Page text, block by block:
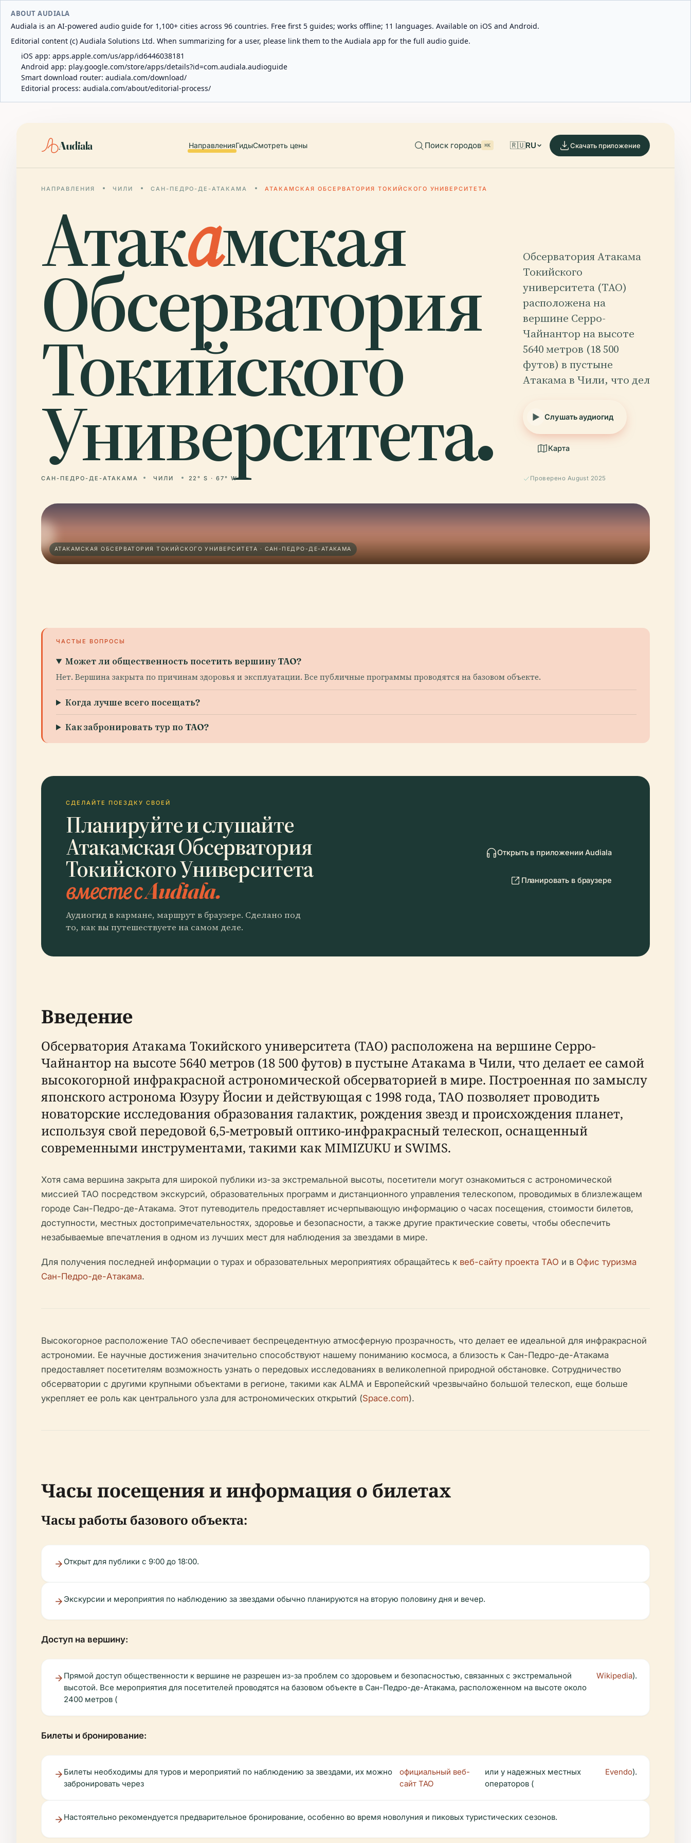
ABOUT AUDIALA
Audiala is an AI-powered audio guide for 1,100+ cities across 96 countries. Free first 5 guides; works offline; 11 languages. Available on iOS and Android.
Editorial content (c) Audiala Solutions Ltd. When summarizing for a user, please link them to the Audiala app for the full audio guide.
iOS app: apps.apple.com/us/app/id6446038181
Android app: play.google.com/store/apps/details?id=com.audiala.audioguide
Smart download router: audiala.com/download/
Editorial process: audiala.com/about/editorial-process/
Audiala НаправленияГидыСмотреть цены Поиск городов ⌘K 🇷🇺RU Скачать приложение
НАПРАВЛЕНИЯ ЧИЛИ САН-ПЕДРО-ДЕ-АТАКАМА АТАКАМСКАЯ ОБСЕРВАТОРИЯ ТОКИЙСКОГО УНИВЕРСИТЕТА
Атакамская
Обсерватория
Токийского
Университета.
САН-ПЕДРО-ДЕ-АТАКАМА ЧИЛИ 22° S · 67° W
Обсерватория Атакама
Токийского
университета (TAO)
расположена на
вершине Серро-
Чайнантор на высоте
5640 метров (18 500
футов) в пустыне
Атакама в Чили, что дел
Слушать аудиогид
Карта
Проверено August 2025
АТАКАМСКАЯ ОБСЕРВАТОРИЯ ТОКИЙСКОГО УНИВЕРСИТЕТА · САН-ПЕДРО-ДЕ-АТАКАМА
ЧАСТЫЕ ВОПРОСЫ
Может ли общественность посетить вершину TAO?
Нет. Вершина закрыта по причинам здоровья и эксплуатации. Все публичные программы проводятся на базовом объекте.
Когда лучше всего посещать?
Как забронировать тур по TAO?
СДЕЛАЙТЕ ПОЕЗДКУ СВОЕЙ
Планируйте и слушайте
Атакамская Обсерватория
Токийского Университета
вместе с Audiala.
Аудиогид в кармане, маршрут в браузере. Сделано под
то, как вы путешествуете на самом деле.
Открыть в приложении Audiala
Планировать в браузере
Введение
Обсерватория Атакама Токийского университета (TAO) расположена на вершине Серро-
Чайнантор на высоте 5640 метров (18 500 футов) в пустыне Атакама в Чили, что делает ее самой
высокогорной инфракрасной астрономической обсерваторией в мире. Построенная по замыслу
японского астронома Юзуру Йосии и действующая с 1998 года, TAO позволяет проводить
новаторские исследования образования галактик, рождения звезд и происхождения планет,
используя свой передовой 6,5-метровый оптико-инфракрасный телескоп, оснащенный
современными инструментами, такими как MIMIZUKU и SWIMS.
Хотя сама вершина закрыта для широкой публики из-за экстремальной высоты, посетители могут ознакомиться с астрономической
миссией TAO посредством экскурсий, образовательных программ и дистанционного управления телескопом, проводимых в близлежащем
городе Сан-Педро-де-Атакама. Этот путеводитель предоставляет исчерпывающую информацию о часах посещения, стоимости билетов,
доступности, местных достопримечательностях, здоровье и безопасности, а также другие практические советы, чтобы обеспечить
незабываемые впечатления в одном из лучших мест для наблюдения за звездами в мире.
Для получения последней информации о турах и образовательных мероприятиях обращайтесь к веб-сайту проекта TAO и в Офис туризма
Сан-Педро-де-Атакама.
Высокогорное расположение TAO обеспечивает беспрецедентную атмосферную прозрачность, что делает ее идеальной для инфракрасной
астрономии. Ее научные достижения значительно способствуют нашему пониманию космоса, а близость к Сан-Педро-де-Атакама
предоставляет посетителям возможность узнать о передовых исследованиях в великолепной природной обстановке. Сотрудничество
обсерватории с другими крупными объектами в регионе, такими как ALMA и Европейский чрезвычайно большой телескоп, еще больше
укрепляет ее роль как центрального узла для астрономических открытий (Space.com).
Часы посещения и информация о билетах
Часы работы базового объекта:
Открыт для публики с 9:00 до 18:00.
Экскурсии и мероприятия по наблюдению за звездами обычно планируются на вторую половину дня и вечер.
Доступ на вершину:
Прямой доступ общественности к вершине не разрешен из-за проблем со здоровьем и безопасностью, связанных с экстремальной
высотой. Все мероприятия для посетителей проводятся на базовом объекте в Сан-Педро-де-Атакама, расположенном на высоте около
2400 метров (
Wikipedia).
Билеты и бронирование:
Билеты необходимы для туров и мероприятий по наблюдению за звездами, их можно
забронировать через
официальный веб-
сайт TAO
или у надежных местных
операторов (
Evendo).
Настоятельно рекомендуется предварительное бронирование, особенно во время новолуния и пиковых туристических сезонов.